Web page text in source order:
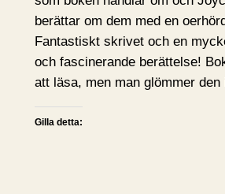
berättar om dem med en
Fantastiskt skrivet och en
och fascinerande berättelse!
att läsa, men man glömmer den
Gilla detta: